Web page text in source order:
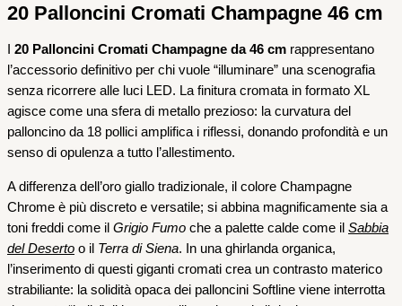
20 Palloncini Cromati Champagne 46 cm
20 Palloncini Cromati Champagne da 46 cm rappresentano
l’accessorio definitivo per chi vuole “illuminare” una scenografia
senza ricorrere alle luci LED. La finitura cromata in formato XL
agisce come una sfera di metallo prezioso: la curvatura del
palloncino da 18 pollici amplifica i riflessi, donando profondità e un
senso di opulenza a tutto l’allestimento.
A differenza dell’oro giallo tradizionale, il colore Champagne
Chrome è più discreto e versatile; si abbina magnificamente sia a
toni freddi come il Grigio Fumo che a palette calde come il Sabbia
del Deserto o il Terra di Siena. In una ghirlanda organica,
l’inserimento di questi giganti cromati crea un contrasto materico
strabiliante: la solidità opaca dei palloncini Softline viene interrotta